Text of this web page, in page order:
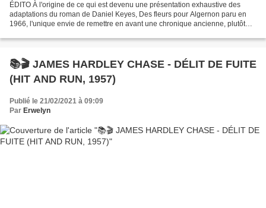
ÉDITO À l'origine de ce qui est devenu une présentation exhaustive des
adaptations du roman de Daniel Keyes, Des fleurs pour Algernon paru en
1966, l'unique envie de remettre en avant une chronique ancienne, plutôt
📚🎬 JAMES HARDLEY CHASE - DÉLIT DE FUITE
(HIT AND RUN, 1957)
Publié le 21/02/2021 à 09:09
Par Erwelyn